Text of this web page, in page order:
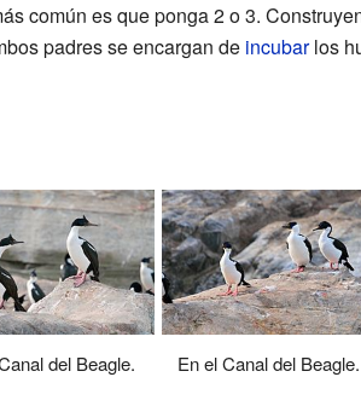
común es que ponga 2 o 3.
padres se encargan de incubarlos
del Beagle. En el Canal del Beagle.